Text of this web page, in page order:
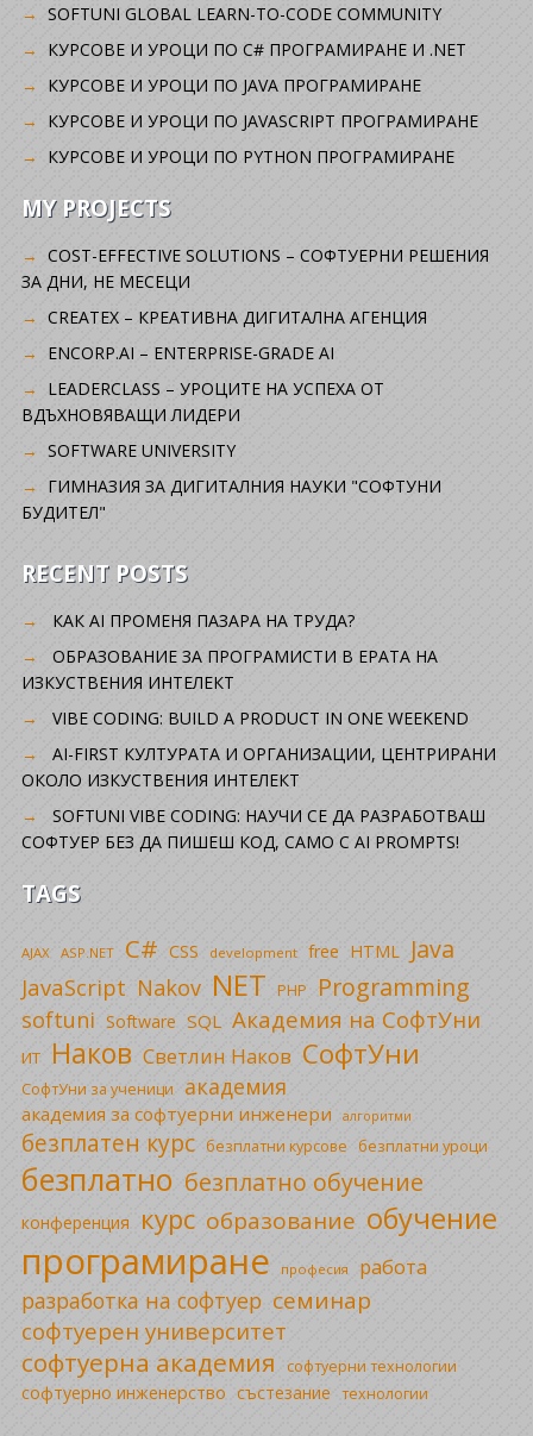
SOFTUNI GLOBAL LEARN-TO-CODE COMMUNITY
КУРСОВЕ И УРОЦИ ПО C# ПРОГРАМИРАНЕ И .NET
КУРСОВЕ И УРОЦИ ПО JAVA ПРОГРАМИРАНЕ
КУРСОВЕ И УРОЦИ ПО JAVASCRIPT ПРОГРАМИРАНЕ
КУРСОВЕ И УРОЦИ ПО PYTHON ПРОГРАМИРАНЕ
MY PROJECTS
COST-EFFECTIVE SOLUTIONS – СОФТУЕРНИ РЕШЕНИЯ
ЗА ДНИ, НЕ МЕСЕЦИ
CREATEX – КРЕАТИВНА ДИГИТАЛНА АГЕНЦИЯ
ENCORP.AI – ENTERPRISE-GRADE AI
LEADERCLASS – УРОЦИТЕ НА УСПЕХА ОТ
ВДЪХНОВЯВАЩИ ЛИДЕРИ
SOFTWARE UNIVERSITY
ГИМНАЗИЯ ЗА ДИГИТАЛНИЯ НАУКИ "СОФТУНИ
БУДИТЕЛ"
RECENT POSTS
КАК AI ПРОМЕНЯ ПАЗАРА НА ТРУДА?
ОБРАЗОВАНИЕ ЗА ПРОГРАМИСТИ В ЕРАТА НА
ИЗКУСТВЕНИЯ ИНТЕЛЕКТ
VIBE CODING: BUILD A PRODUCT IN ONE WEEKEND
AI-FIRST КУЛТУРАТА И ОРГАНИЗАЦИИ, ЦЕНТРИРАНИ
ОКОЛО ИЗКУСТВЕНИЯ ИНТЕЛЕКТ
SOFTUNI VIBE CODING: НАУЧИ СЕ ДА РАЗРАБОТВАШ
СОФТУЕР БЕЗ ДА ПИШЕШ КОД, САМО С AI PROMPTS!
TAGS
AJAX ASP.NET C# CSS development free HTML Java
JavaScript Nakov NET PHP Programming
softuni Software SQL Академия на СофтУни
ИТ Наков Светлин Наков СофтУни
СофтУни за ученици академия
академия за софтуерни инженери алгоритми
безплатен курс безплатни курсове безплатни уроци
безплатно безплатно обучение
конференция курс образование обучение
програмиране професия работа
разработка на софтуер семинар
софтуерен университет
софтуерна академия софтуерни технологии
софтуерно инженерство състезание технологии